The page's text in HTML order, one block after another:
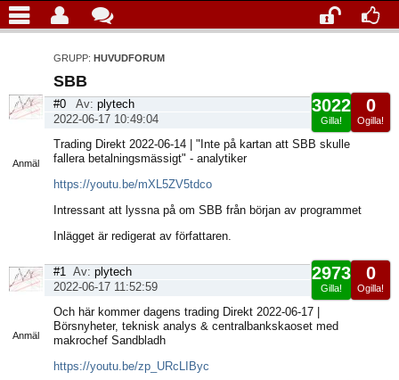
GRUPP: HUVUDFORUM
Anmäl
SBB
0
Ogilla!
3022
Gilla!
#0 Av: plytech
2022-06-17 10:49:04
Trading Direkt 2022-06-14 | "Inte på kartan att SBB skulle
fallera betalningsmässigt" - analytiker
https://youtu.be/mXL5ZV5tdco
Intressant att lyssna på om SBB från början av programmet
Inlägget är redigerat av författaren.
Anmäl
0
Ogilla!
2973
Gilla!
#1 Av: plytech
2022-06-17 11:52:59
Och här kommer dagens trading Direkt 2022-06-17 |
Börsnyheter, teknisk analys & centralbankskaoset med
makrochef Sandbladh
https://youtu.be/zp_URcLIByc